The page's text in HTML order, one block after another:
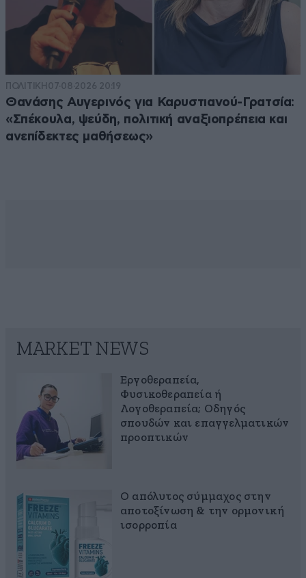
ΠΟΛΙΤΙΚΗ 07·08·2026 20:19
Θανάσης Αυγερινός για Καρυστιανού-Γρατσία:
«Σπέκουλα, ψεύδη, πολιτική αναξιοπρέπεια και
ανεπίδεκτες μαθήσεως»
MARKET NEWS
Εργοθεραπεία,
Φυσικοθεραπεία ή
Λογοθεραπεία; Οδηγός
σπουδών και επαγγελματικών
προοπτικών
Ο απόλυτος σύμμαχος στην
αποτοξίνωση & την ορμονική
ισορροπία